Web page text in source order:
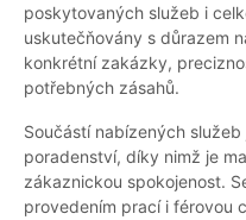
poskytovaných služeb i
uskutečňovány s důrazem
konkrétní zakázky,
potřebných zásahů.
Součástí nabízených
poradenství, díky nimž je
zákaznickou spokojenost.
provedením prací i férovou